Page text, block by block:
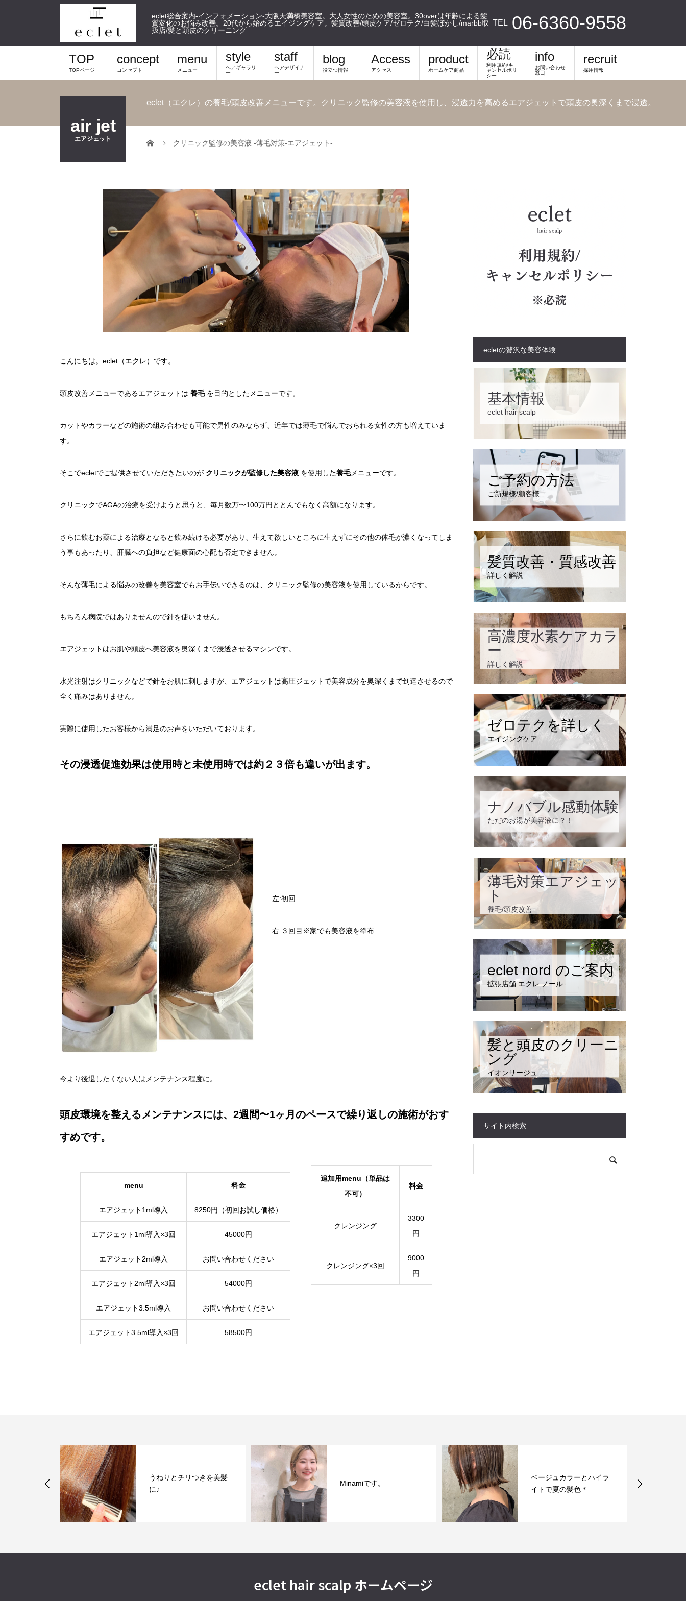
eclet総合案内-インフォメーション-大阪天満橋美容室。大人女性のための美容室。30overは年齢による髪
質変化のお悩み改善。20代から始めるエイジングケア。髪質改善/頭皮ケア/ゼロテク/白髪ぼかし/marbb取
扱店/髪と頭皮のクリーニング
TEL 06-6360-9558
TOP
TOPページ
concept
コンセプト
menu
メニュー
style
ヘアギャラリ
ー
staff
ヘアデザイナ
ー
blog
役立つ情報
Access
アクセス
product
ホームケア商品
必読
利用規約/キ
ャンセルポリ
シー
info
お問い合わせ
窓口
recruit
採用情報
air jet
エアジェット
eclet（エクレ）の養毛/頭皮改善メニューです。クリニック監修の美容液を使用し、浸透力を高めるエアジェットで頭皮の奥深くまで浸透。
クリニック監修の美容液 -薄毛対策-エアジェット-
こんにちは。eclet（エクレ）です。
頭皮改善メニューであるエアジェットは 養毛を目的としたメニューです。
カットやカラーなどの施術の組み合わせも可能で男性のみならず、近年では薄毛で悩んでおられる女性の方も増えていま
す。
そこでecletでご提供させていただきたいのが クリニックが監修した美容液 を使用した養毛メニューです。
クリニックでAGAの治療を受けようと思うと、毎月数万〜100万円ととんでもなく高額になります。
さらに飲むお薬による治療となると飲み続ける必要があり、生えて欲しいところに生えずにその他の体毛が濃くなってしま
う事もあったり、肝臓への負担など健康面の心配も否定できません。
そんな薄毛による悩みの改善を美容室でもお手伝いできるのは、クリニック監修の美容液を使用しているからです。
もちろん病院ではありませんので針を使いません。
エアジェットはお肌や頭皮へ美容液を奥深くまで浸透させるマシンです。
水光注射はクリニックなどで針をお肌に刺しますが、エアジェットは高圧ジェットで美容成分を奥深くまで到達させるので
全く痛みはありません。
実際に使用したお客様から満足のお声をいただいております。
その浸透促進効果は使用時と未使用時では約２３倍も違いが出ます。
左:初回
右:３回目※家でも美容液を塗布
今より後退したくない人はメンテナンス程度に。
頭皮環境を整えるメンテナンスには、2週間〜1ヶ月のペースで繰り返しの施術がおす
すめです。
menu 料金
エアジェット1ml導入 8250円（初回お試し価格）
エアジェット1ml導入×3回 45000円
エアジェット2ml導入 お問い合わせください
エアジェット2ml導入×3回 54000円
エアジェット3.5ml導入 お問い合わせください
エアジェット3.5ml導入×3回 58500円
追加用menu（単品は
不可）
料金
クレンジング
3300
円
クレンジング×3回
9000
円
ecletの贅沢な美容体験
基本情報
eclet hair scalp
ご予約の方法
ご新規様/顧客様
髪質改善・質感改善
詳しく解説
高濃度水素ケアカラ
ー
詳しく解説
ゼロテクを詳しく
エイジングケア
ナノバブル感動体験
ただのお湯が美容液に？！
薄毛対策エアジェッ
ト
養毛/頭皮改善
eclet nord のご案内
拡張店舗 エクレ ノール
髪と頭皮のクリーニ
ング
イオンサージュ
サイト内検索
うねりとチリつきを美髪
に♪
Minamiです。
ベージュカラーとハイラ
イトで夏の髪色＊
eclet hair scalp ホームページ